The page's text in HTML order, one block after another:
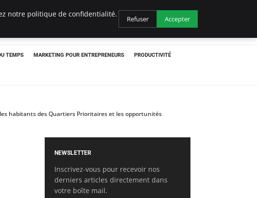
TEMPS MARKETING POUR ENTREPRENEURS PRODUCTIVITÉ
habitants des Quartiers Prioritaires et les opportunités
NEWSLETTER
Inscrivez-vous pour recevoir nos
derniers articles directement dans
votre boîte mail.
notre politique de confidentialité.
Refuser Accepter